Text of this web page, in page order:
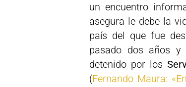
un encuentro
asegura le debe la
país del que fue
pasado dos años
detenido por los
(Fernando Maura: